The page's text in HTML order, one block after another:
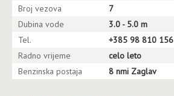
Broj vezova
7
Dubina vode
3.0 - 5.0 m
Tel.
+385 98 810 156
Radno vrijeme
celo leto
Benzinska postaja
8 nmi Zaglav